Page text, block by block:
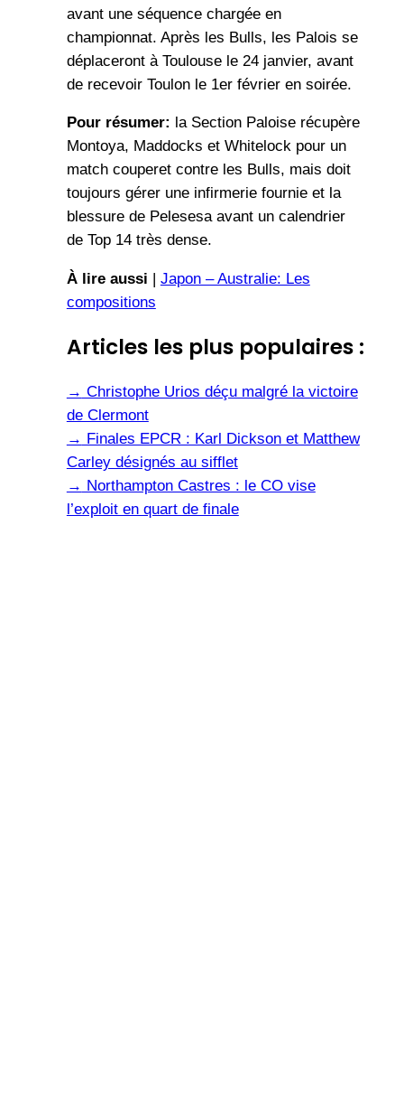
avant une séquence chargée en
championnat. Après les Bulls, les Palois se
déplaceront à Toulouse le 24 janvier, avant
de recevoir Toulon le 1er février en soirée.
Pour résumer: la Section Paloise récupère
Montoya, Maddocks et Whitelock pour un
match couperet contre les Bulls, mais doit
toujours gérer une infirmerie fournie et la
blessure de Pelesesa avant un calendrier
de Top 14 très dense.
À lire aussi
Japon – Australie: Les
compositions
Articles les plus populaires :
→ Christophe Urios déçu malgré la victoire
de Clermont
→ Finales EPCR : Karl Dickson et Matthew
Carley désignés au sifflet
→ Northampton Castres : le CO vise
l’exploit en quart de finale